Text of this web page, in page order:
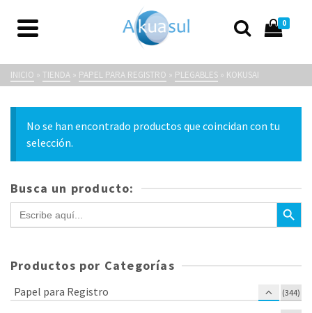
0
INICIO » TIENDA » PAPEL PARA REGISTRO » PLEGABLES » KOKUSAI
No se han encontrado productos que coincidan con tu
selección.
Busca un producto:
Buscar: Botón de
Productos por Categorías
Papel para Registro (344)